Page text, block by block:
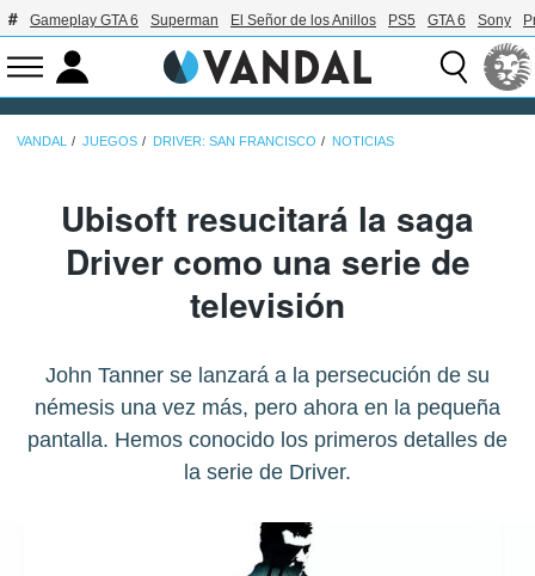
Gameplay GTA 6 Superman El Señor de los Anillos PS5 GTA 6 Sony
VANDAL JUEGOS DRIVER: SAN FRANCISCO NOTICIAS
Ubisoft resucitará la saga
Driver como una serie de
televisión
John Tanner se lanzará a la persecución de su
némesis una vez más, pero ahora en la pequeña
pantalla. Hemos conocido los primeros detalles de
la serie de Driver.